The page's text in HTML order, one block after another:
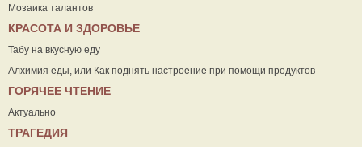
Мозаика талантов
КРАСОТА И ЗДОРОВЬЕ
Табу на вкусную еду
Алхимия еды, или Как поднять настроение при помощи продуктов
ГОРЯЧЕЕ ЧТЕНИЕ
Актуально
ТРАГЕДИЯ